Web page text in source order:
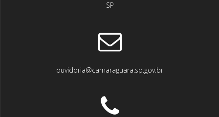
SP
ouvidoria@camaraguara.sp.gov.br